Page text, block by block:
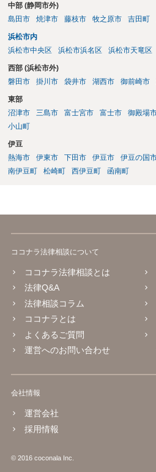
中部 (静岡市外)
島田市
焼津市 藤枝市 牧之原市 吉田町
浜松市内
浜松市中央区
浜松市浜名区 浜松市天竜区
西部 (浜松市外)
磐田市
掛川市 袋井市 湖西市 御前崎市
東部
沼津市
三島市 富士宮市 富士市 御殿場
小山町
伊豆
熱海市
伊東市 下田市 伊豆市 伊豆の国
南伊豆町
松崎町 西伊豆町 函南町
ココナラ法律相談について
ココナラ法律相談とは
法律Q&A
法律相談コラム
ココナラとは
よくあるご質問
運営へのお問い合わせ
会社情報
運営会社
採用情報
© 2016 coconala Inc.